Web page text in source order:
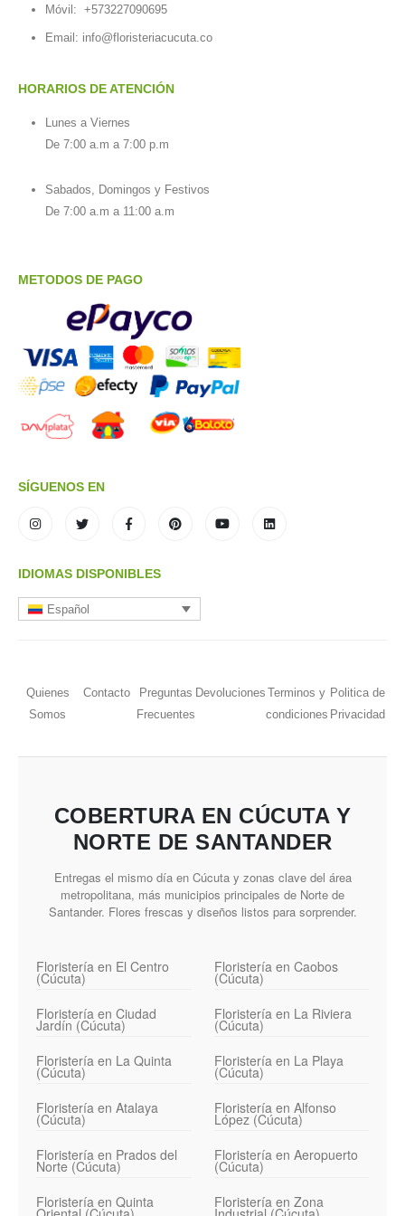
Móvil: +573227090695
Email: info@floristeriacucuta.co
HORARIOS DE ATENCIÓN
Lunes a Viernes
De 7:00 a.m a 7:00 p.m
Sabados, Domingos y Festivos
De 7:00 a.m a 11:00 a.m
METODOS DE PAGO
SÍGUENOS EN
IDIOMAS DISPONIBLES
Español
Quienes
Somos
Contacto
Preguntas
Frecuentes
Devoluciones Terminos y
condiciones
Politica de
Privacidad
COBERTURA EN CÚCUTA Y
NORTE DE SANTANDER
Entregas el mismo día en Cúcuta y zonas clave del área
metropolitana, más municipios principales de Norte de
Santander. Flores frescas y diseños listos para sorprender.
Floristería en El Centro
(Cúcuta)
Floristería en Caobos
(Cúcuta)
Floristería en Ciudad
Jardín (Cúcuta)
Floristería en La Riviera
(Cúcuta)
Floristería en La Quinta
(Cúcuta)
Floristería en La Playa
(Cúcuta)
Floristería en Atalaya
(Cúcuta)
Floristería en Alfonso
López (Cúcuta)
Floristería en Prados del
Norte (Cúcuta)
Floristería en Aeropuerto
(Cúcuta)
Floristería en Quinta
Floristería en Zona